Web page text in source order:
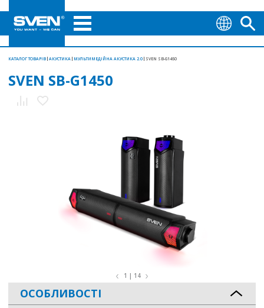
КАТАЛОГ ТОВАРІВ АКУСТИКА МУЛЬТИМЕДІЙНА АКУСТИКА 2.0 SVEN SB-G1450
SVEN SB-G1450
1 | 14
ОСОБЛИВОСТІ